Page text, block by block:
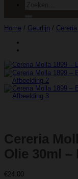
Home / Geurlijn /
Cereria
Olie 30ml
€24.00